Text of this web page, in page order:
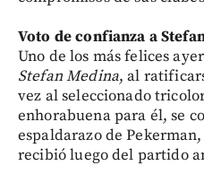
Voto de confianza a
Uno de los más felices
Stefan Medina, al
vez al seleccionado
enhorabuena para él, se
espaldarazo de
recibió luego del partido